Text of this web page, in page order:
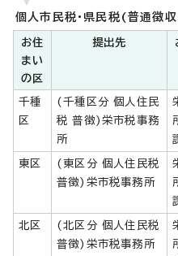
個人市民税・県民税(普通徴
お住
まい
の区
提出先
千種
区
(千種区分 個人住民
税 普徴)栄市税事務
所
東区
(東区分 個人住民税
普徴)栄市税事務所
北区
(北区分 個人住民税
普徴)栄市税事務所